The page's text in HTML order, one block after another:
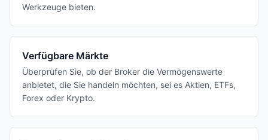
Werkzeuge bieten.
Verfügbare Märkte
Überprüfen Sie, ob der Broker die Vermögenswerte
anbietet, die Sie handeln möchten, sei es Aktien, ETFs,
Forex oder Krypto.